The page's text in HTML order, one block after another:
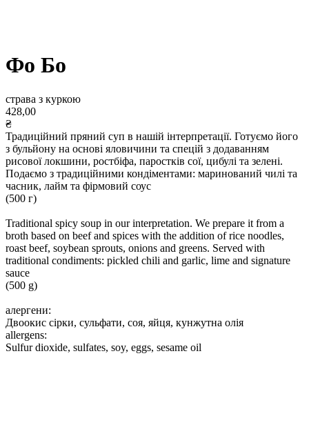
Фо Бо
страва з куркою
428,00
₴
Традиційний пряний суп в нашій інтерпретації. Готуємо його
з бульйону на основі яловичини та спецій з додаванням
рисової локшини, ростбіфа, паростків сої, цибулі та зелені.
Подаємо з традиційними кондіментами: маринований чилі та
часник, лайм та фірмовий соус
(500 г)
Traditional spicy soup in our interpretation. We prepare it from a
broth based on beef and spices with the addition of rice noodles,
roast beef, soybean sprouts, onions and greens. Served with
traditional condiments: pickled chili and garlic, lime and signature
sauce
(500 g)
алергени:
Двоокис сірки, сульфати, соя, яйця, кунжутна олія
allergens:
Sulfur dioxide, sulfates, soy, eggs, sesame oil